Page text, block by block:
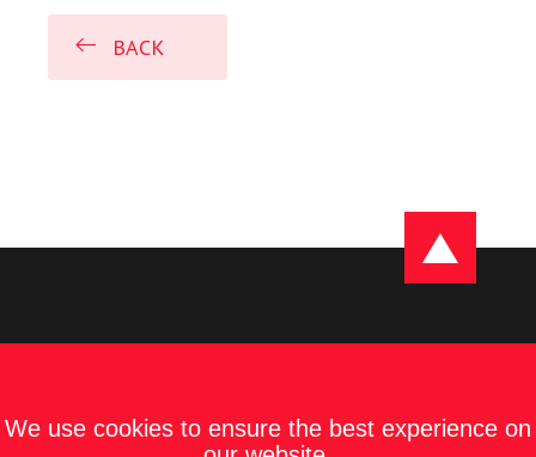
BACK
We use cookies to ensure the best experience on